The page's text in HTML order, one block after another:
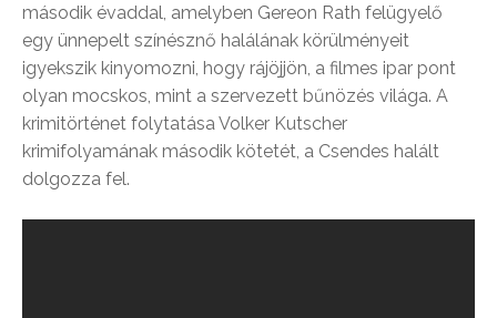
második évaddal, amelyben Gereon Rath felügyelő
egy ünnepelt színésznő halálának körülményeit
igyekszik kinyomozni, hogy rájöjjön, a filmes ipar pont
olyan mocskos, mint a szervezett bűnözés világa. A
krimitörténet folytatása Volker Kutscher
krimifolyamának második kötetét, a Csendes halált
dolgozza fel.